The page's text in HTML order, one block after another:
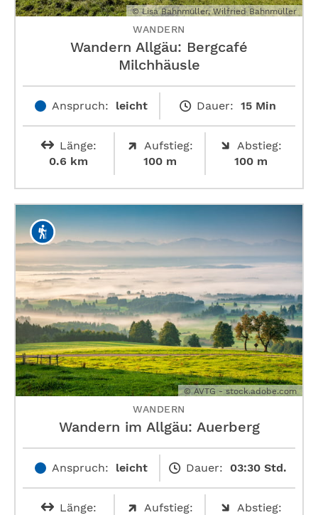
© Lisa Bahnmüller, Wilfried Bahnmüller
WANDERN
Wandern Allgäu: Bergcafé
Milchhäusle
Anspruch: leicht Dauer: 15 Min
Länge:
0.6 km
Aufstieg:
100 m
Abstieg:
100 m
© AVTG - stock.adobe.com
WANDERN
Wandern im Allgäu: Auerberg
Anspruch: leicht Dauer: 03:30 Std.
Länge:
Aufstieg:
Abstieg: